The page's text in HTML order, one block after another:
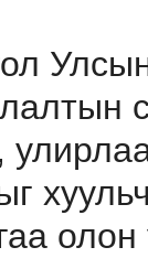
олон